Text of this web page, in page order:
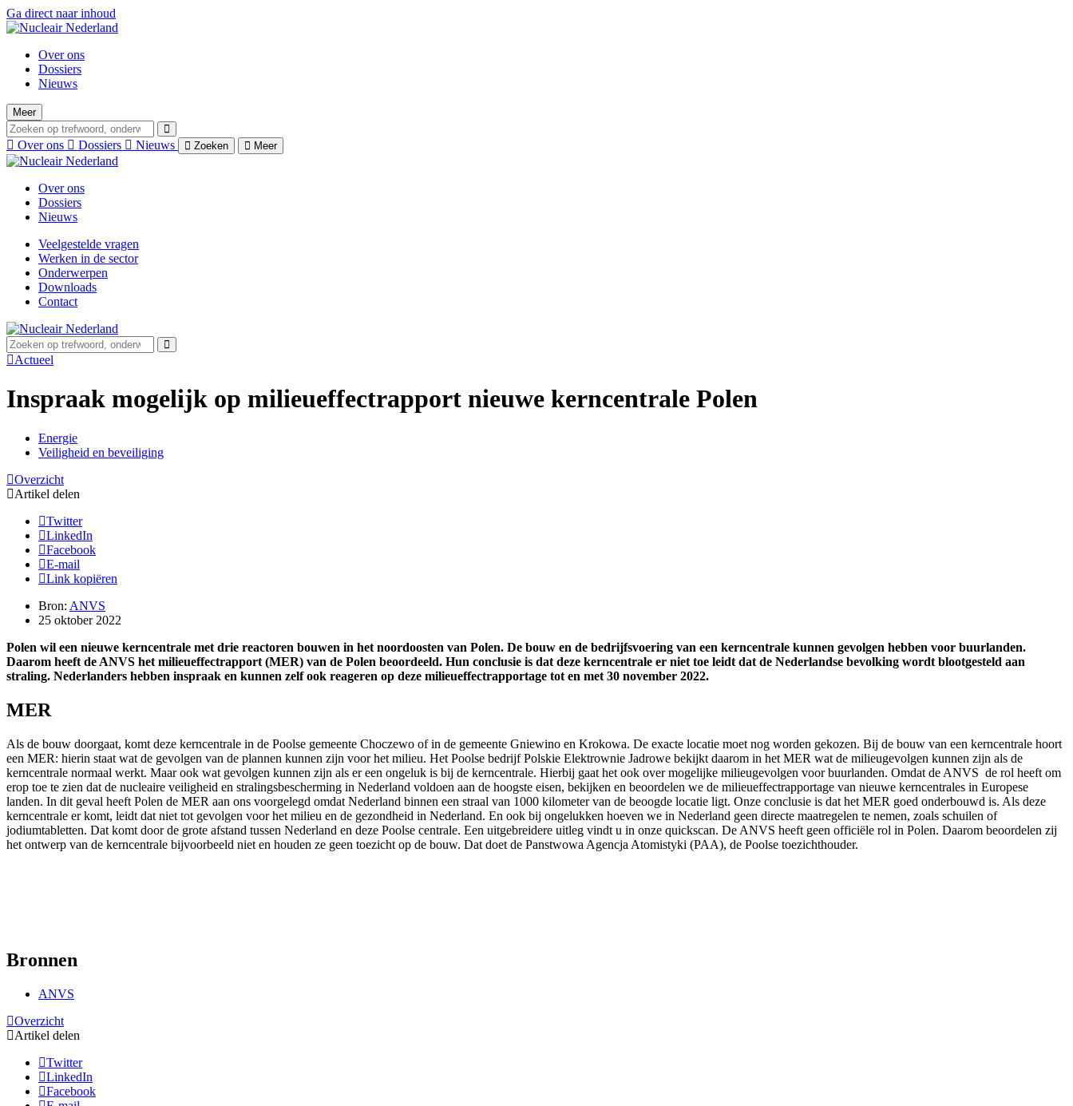
Ga direct naar inhoud
Over ons
Dossiers
Nieuws
Meer
Over ons Dossiers Nieuws Zoeken Meer
Over ons
Dossiers
Nieuws
Veelgestelde vragen
Werken in de sector
Onderwerpen
Downloads
Contact
Actueel
Inspraak mogelijk op milieueffectrapport nieuwe kerncentrale Polen
Energie
Veiligheid en beveiliging
Overzicht
Artikel delen
Twitter
LinkedIn
Facebook
E-mail
Link kopiëren
Bron: ANVS
25 oktober 2022
Polen wil een nieuwe kerncentrale met drie reactoren bouwen in het noordoosten van Polen. De bouw en de bedrijfsvoering van een kerncentrale kunnen gevolgen hebben voor buurlanden.
Daarom heeft de ANVS het milieueffectrapport (MER) van de Polen beoordeeld. Hun conclusie is dat deze kerncentrale er niet toe leidt dat de Nederlandse bevolking wordt blootgesteld aan
straling. Nederlanders hebben inspraak en kunnen zelf ook reageren op deze milieueffectrapportage tot en met 30 november 2022.
MER
Als de bouw doorgaat, komt deze kerncentrale in de Poolse gemeente Choczewo of in de gemeente Gniewino en Krokowa. De exacte locatie moet nog worden gekozen. Bij de bouw van een kerncentrale hoort
een MER: hierin staat wat de gevolgen van de plannen kunnen zijn voor het milieu. Het Poolse bedrijf Polskie Elektrownie Jadrowe bekijkt daarom in het MER wat de milieugevolgen kunnen zijn als de
kerncentrale normaal werkt. Maar ook wat gevolgen kunnen zijn als er een ongeluk is bij de kerncentrale. Hierbij gaat het ook over mogelijke milieugevolgen voor buurlanden. Omdat de ANVS de rol heeft om
erop toe te zien dat de nucleaire veiligheid en stralingsbescherming in Nederland voldoen aan de hoogste eisen, bekijken en beoordelen we de milieueffectrapportage van nieuwe kerncentrales in Europese
landen. In dit geval heeft Polen de MER aan ons voorgelegd omdat Nederland binnen een straal van 1000 kilometer van de beoogde locatie ligt. Onze conclusie is dat het MER goed onderbouwd is. Als deze
kerncentrale er komt, leidt dat niet tot gevolgen voor het milieu en de gezondheid in Nederland. En ook bij ongelukken hoeven we in Nederland geen directe maatregelen te nemen, zoals schuilen of
jodiumtabletten. Dat komt door de grote afstand tussen Nederland en deze Poolse centrale. Een uitgebreidere uitleg vindt u in onze quickscan. De ANVS heeft geen officiële rol in Polen. Daarom beoordelen zij
het ontwerp van de kerncentrale bijvoorbeeld niet en houden ze geen toezicht op de bouw. Dat doet de Panstwowa Agencja Atomistyki (PAA), de Poolse toezichthouder.
Bronnen
ANVS
Overzicht
Artikel delen
Twitter
LinkedIn
Facebook